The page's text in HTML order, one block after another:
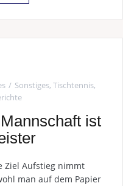
Sonstiges, Tischtennis,
ist
Ziel Aufstieg nimmt
man auf dem Papier